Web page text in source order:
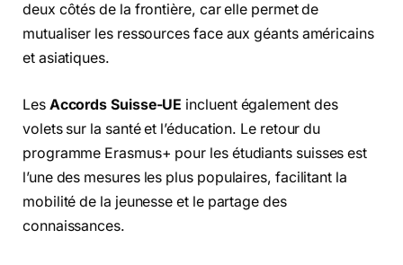
deux côtés de la frontière, car elle permet de
mutualiser les ressources face aux géants américains
et asiatiques.
Les Accords Suisse-UE incluent également des
volets sur la santé et l’éducation. Le retour du
programme Erasmus+ pour les étudiants suisses est
l’une des mesures les plus populaires, facilitant la
mobilité de la jeunesse et le partage des
connaissances.